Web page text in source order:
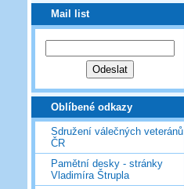
Mail list
Oblíbené odkazy
Sdružení válečných veteránů
ČR
Pamětní desky - stránky
Vladimíra Štrupla